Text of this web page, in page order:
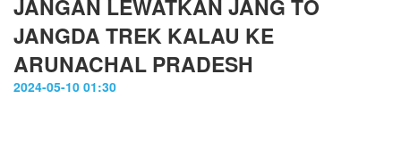
JANGAN LEWATKAN JANG TO
JANGDA TREK KALAU KE
ARUNACHAL PRADESH
2024-05-10 01:30